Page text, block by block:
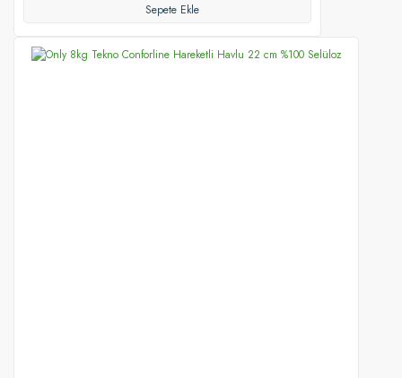
Sepete Ekle